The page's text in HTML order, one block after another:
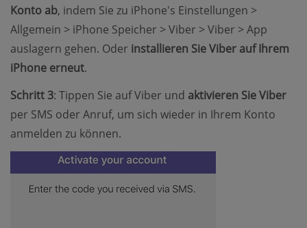
Konto ab, indem Sie zu iPhone's Einstellungen >
Allgemein > iPhone Speicher > Viber > Viber > App
auslagern gehen. Oder installieren Sie Viber auf Ihrem
iPhone erneut.
Schritt 3: Tippen Sie auf Viber und aktivieren Sie Viber
per SMS oder Anruf, um sich wieder in Ihrem Konto
anmelden zu können.